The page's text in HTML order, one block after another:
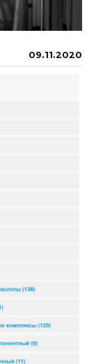
09.11.2020